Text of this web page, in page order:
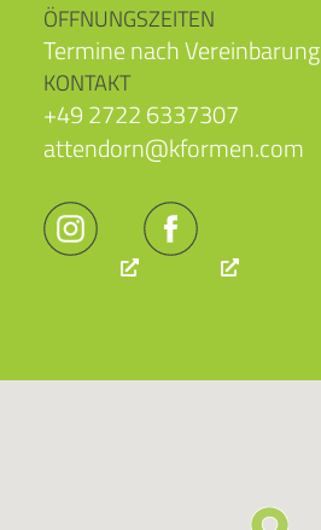
ÖFFNUNGSZEITEN
Termine nach Vereinbarung
KONTAKT
+49 2722 6337307
attendorn@kformen.com